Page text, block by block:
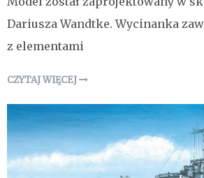
Dariusza Wandtke. Wycinanka
z elementami
CZYTAJ WIĘCEJ